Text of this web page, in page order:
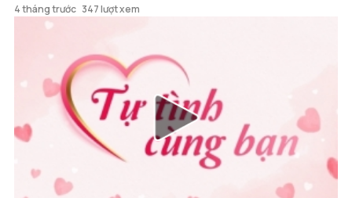
4 tháng trước 347 lượt xem